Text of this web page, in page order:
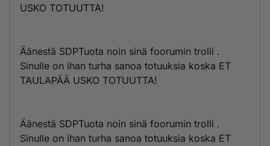
USKO TOTUUTTA!
Äänestä SDPTuota noin sinä foorumin trolli .
Sinulle on ihan turha sanoa totuuksia koska ET
TAULAPÄÄ USKO TOTUUTTA!
Äänestä SDPTuota noin sinä foorumin trolli .
Sinulle on ihan turha sanoa totuuksia koska ET